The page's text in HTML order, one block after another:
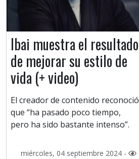
Ibai muestra el resultado
de mejorar su estilo de
vida (+ video)
El creador de contenido reconoció
que “ha pasado poco tiempo,
pero ha sido bastante intenso”.
miércoles, 04 septiembre 2024 -